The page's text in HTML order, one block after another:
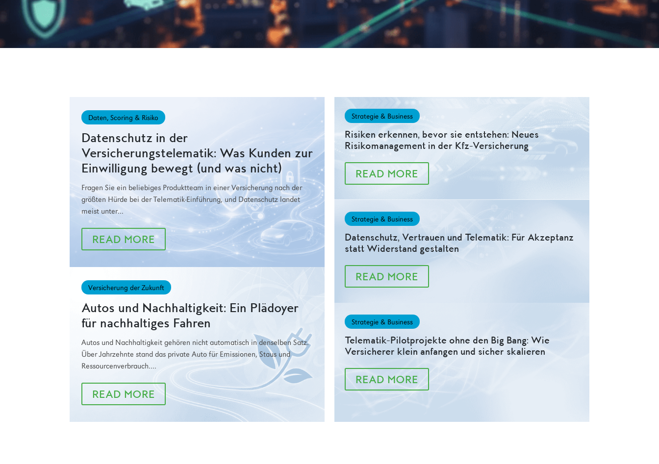
Daten, Scoring & Risiko
Datenschutz in der
Versicherungstelematik: Was Kunden zur
Einwilligung bewegt (und was nicht)
Fragen Sie ein beliebiges Produktteam in einer Versicherung nach der
größten Hürde bei der Telematik-Einführung, und Datenschutz landet
meist unter...
READ MORE
Versicherung der Zukunft
Autos und Nachhaltigkeit: Ein Plädoyer
für nachhaltiges Fahren
Autos und Nachhaltigkeit gehören nicht automatisch in denselben Satz.
Über Jahrzehnte stand das private Auto für Emissionen, Staus und
Ressourcenverbrauch....
READ MORE
Strategie & Business
Risiken erkennen, bevor sie entstehen: Neues
Risikomanagement in der Kfz-Versicherung
READ MORE
Strategie & Business
Datenschutz, Vertrauen und Telematik: Für Akzeptanz
statt Widerstand gestalten
READ MORE
Strategie & Business
Telematik-Pilotprojekte ohne den Big Bang: Wie
Versicherer klein anfangen und sicher skalieren
READ MORE